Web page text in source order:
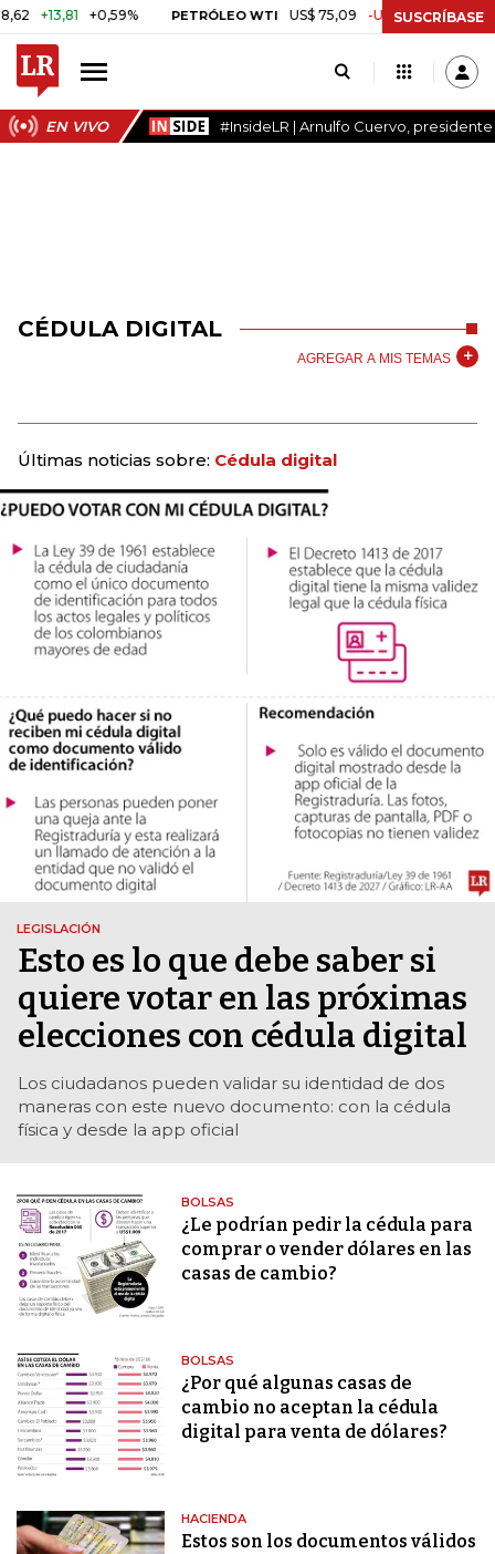
+13,81 +0,59% PETRÓLEO WTI US$ 75,09 -US$ 0,24 -0,32%
SUSCRÍBASE
EN VIVO #InsideLR | Arnulfo Cuervo,
CÉDULA DIGITAL
AGREGAR A MIS TEMAS
Últimas noticias sobre: Cédula digital
LEGISLACIÓN
Esto es lo que debe saber si
quiere votar en las próximas
elecciones con cédula digital
Los ciudadanos pueden validar su identidad de dos
maneras con este nuevo documento: con la cédula
física y desde la app oficial
BOLSAS
¿Le podrían pedir la cédula para
comprar o vender dólares en las
casas de cambio?
BOLSAS
¿Por qué algunas casas de
cambio no aceptan la cédula
digital para venta de dólares?
HACIENDA
Estos son los documentos válidos